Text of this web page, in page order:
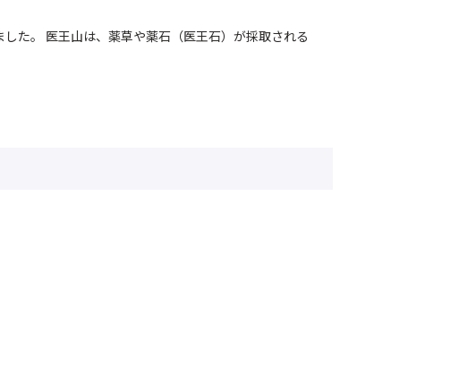
た。 医王山は、薬草や薬石（医王石）が採取される